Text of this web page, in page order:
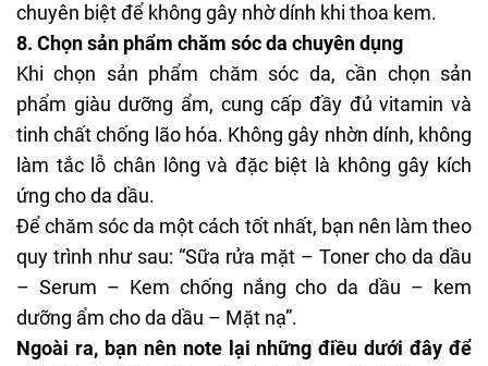
chuyên biệt để không gây nhờ dính khi thoa kem.
8. Chọn sản phẩm chăm sóc da chuyên dụng
Khi chọn sản phẩm chăm sóc da, cần chọn sản
phẩm giàu dưỡng ẩm, cung cấp đầy đủ vitamin và
tinh chất chống lão hóa. Không gây nhờn dính, không
làm tắc lỗ chân lông và đặc biệt là không gây kích
ứng cho da dầu.
Để chăm sóc da một cách tốt nhất, bạn nên làm theo
quy trình như sau: “Sữa rửa mặt – Toner cho da dầu
– Serum – Kem chống nắng cho da dầu – kem
dưỡng ẩm cho da dầu – Mặt nạ”.
Ngoài ra, bạn nên note lại những điều dưới đây để